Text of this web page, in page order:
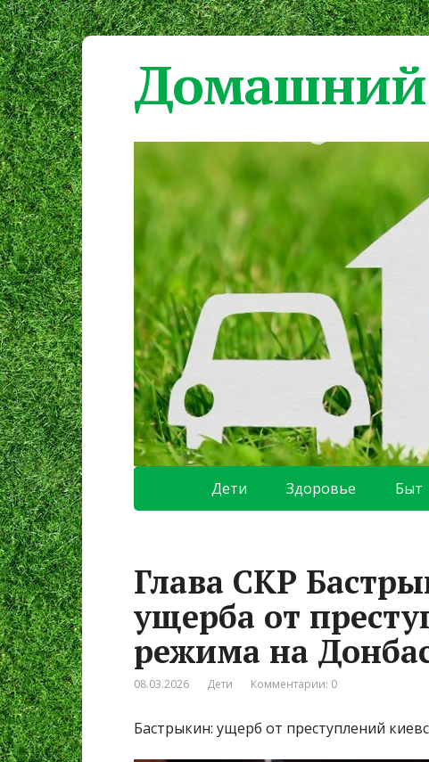
Домашний
Дети Здоровье Быт
Глава СКР
ущерба от
режима на
08.03.2026 Дети Комментарии: 0
Бастрыкин: ущерб от преступлений